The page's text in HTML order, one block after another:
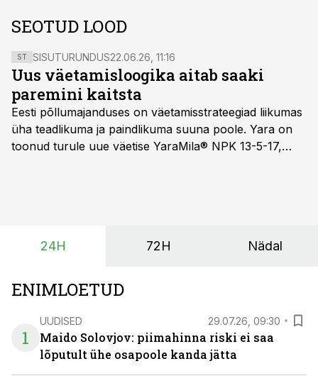
SEOTUD LOOD
ST SISUTURUNDUS22.06.26, 11:16
Uus väetamisloogika aitab saaki
paremini kaitsta
Eesti põllumajanduses on väetamisstrateegiad liikumas
üha teadlikuma ja paindlikuma suuna poole. Yara on
toonud turule uue väetise YaraMila® NPK 13-5-17,
24H 72H Nädal
ENIMLOETUD
1
UUDISED 29.07.26, 09:30
Maido Solovjov: piimahinna riski ei saa
lõputult ühe osapoole kanda jätta